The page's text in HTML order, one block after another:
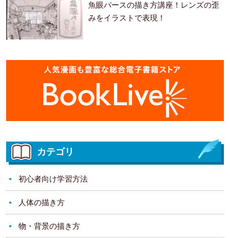
魚眼パースの描き方講座！レンズの歪
みをイラストで表現！
カテゴリ
初心者向け学習方法
人体の描き方
物・背景の描き方